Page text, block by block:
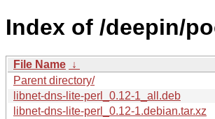
Index of /deepin/
File Name ↓
Parent directory/
libnet-dns-lite-perl_0.12-1_all.deb
libnet-dns-lite-perl_0.12-1.debian.tar.xz